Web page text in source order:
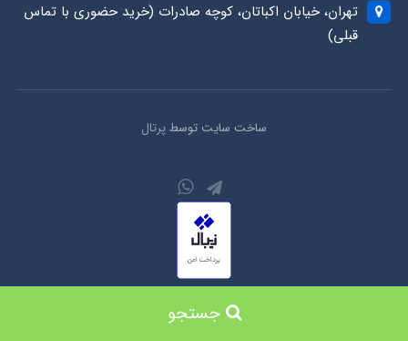
جستجو
تهران، خیابان اکباتان، کوچه صادرات (خرید حضوری با تماس
قبلی)
ساخت سایت توسطپرتال
کلیه حقوق محفوظ است.